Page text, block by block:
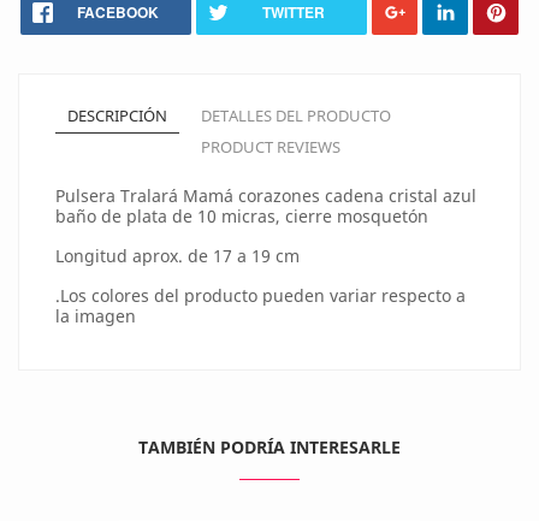
FACEBOOK TWITTER
DESCRIPCIÓN
DETALLES DEL PRODUCTO
PRODUCT REVIEWS
Pulsera Tralará Mamá corazones cadena cristal azul
baño de plata de 10 micras, cierre mosquetón
Longitud aprox. de 17 a 19 cm
.Los colores del producto pueden variar respecto a
la imagen
TAMBIÉN PODRÍA INTERESARLE